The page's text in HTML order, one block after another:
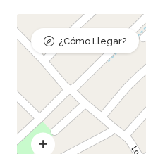
¿Cómo Llegar?